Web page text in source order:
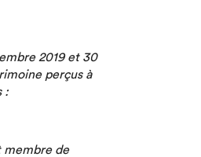
2019 et 30
perçus à
:
membre de